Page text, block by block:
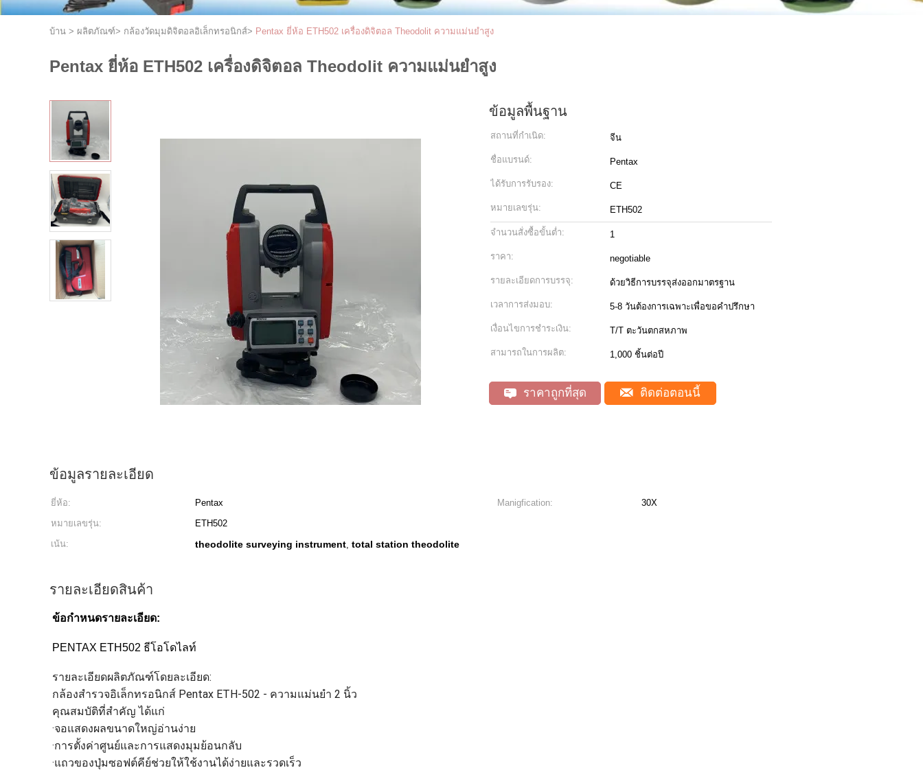
บ้าน > ผลิตภัณฑ์> กล้องวัดมุมดิจิตอลอิเล็กทรอนิกส์> Pentax ยี่ห้อ ETH502 เครื่องดิจิตอล Theodolit ความแม่นยำสูง
Pentax ยี่ห้อ ETH502 เครื่องดิจิตอล Theodolit ความแม่นยำสูง
ข้อมูลพื้นฐาน
สถานที่กำเนิด: จีน
ชื่อแบรนด์: Pentax
ได้รับการรับรอง: CE
หมายเลขรุ่น: ETH502
จำนวนสั่งซื้อขั้นต่ำ: 1
ราคา: negotiable
รายละเอียดการบรรจุ: ด้วยวิธีการบรรจุส่งออกมาตรฐาน
เวลาการส่งมอบ: 5-8 วันต้องการเฉพาะเพื่อขอคำปรึกษา
เงื่อนไขการชำระเงิน: T/T ตะวันตกสหภาพ
สามารถในการผลิต: 1,000 ชิ้นต่อปี
ราคาถูกที่สุด ติดต่อตอนนี้
ข้อมูลรายละเอียด
ยี่ห้อ: Pentax Manigfication:
30X
หมายเลขรุ่น:
ETH502
เน้น:
theodolite surveying instrument, total station theodolite
รายละเอียดสินค้า
ข้อกำหนดรายละเอียด:
PENTAX ETH502 ธีโอโดไลท์
รายละเอียดผลิตภัณฑ์โดยละเอียด:
กล้องสำรวจอิเล็กทรอนิกส์ Pentax ETH-502 - ความแม่นยำ 2 นิ้ว
คุณสมบัติที่สำคัญ ได้แก่
·จอแสดงผลขนาดใหญ่อ่านง่าย
·การตั้งค่าศูนย์และการแสดงมุมย้อนกลับ
·แถวของปุ่มซอฟต์คีย์ช่วยให้ใช้งานได้ง่ายและรวดเร็ว